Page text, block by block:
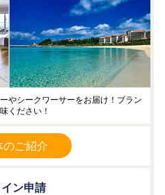
やシークワーサーをお届け！ブラン
ください！
のご紹介
ン申請